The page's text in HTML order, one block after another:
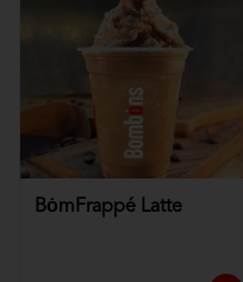
BȯmFrappé Latte